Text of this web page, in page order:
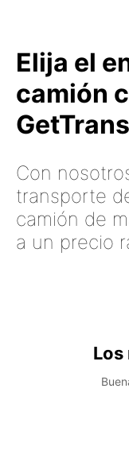
Elija el
camión
Con
transporte
camión de
a un precio
Los